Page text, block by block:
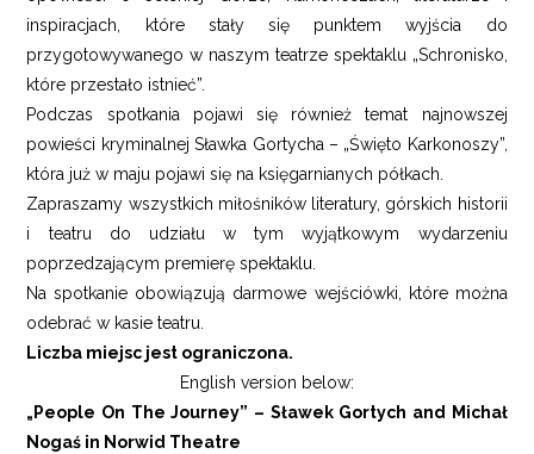
inspiracjach, które stały się punktem wyjścia do
przygotowywanego w naszym teatrze spektaklu „Schronisko,
które przestało istnieć”.
Podczas spotkania pojawi się również temat najnowszej
powieści kryminalnej Sławka Gortycha – „Święto Karkonoszy”,
która już w maju pojawi się na księgarnianych półkach.
Zapraszamy wszystkich miłośników literatury, górskich historii
i teatru do udziału w tym wyjątkowym wydarzeniu
poprzedzającym premierę spektaklu.
Na spotkanie obowiązują darmowe wejściówki, które można
odebrać w kasie teatru.
Liczba miejsc jest ograniczona.
English version below:
„People On The Journey” – Sławek Gortych and Michał
Nogaś in Norwid Theatre